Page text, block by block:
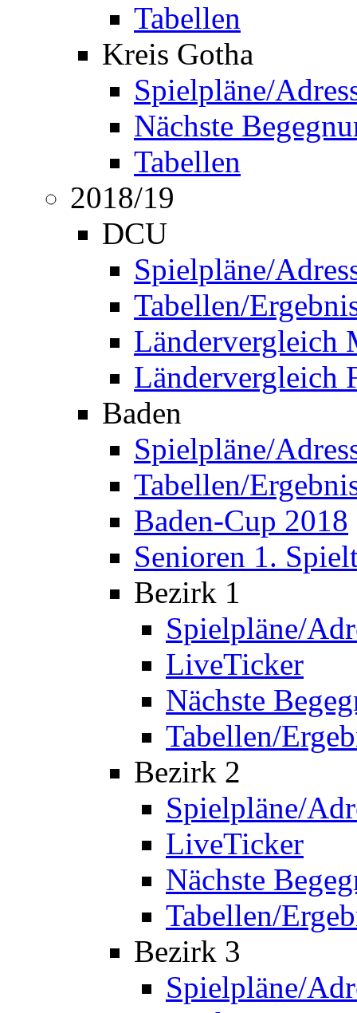
Tabellen
Kreis Gotha
Spielpläne/
Nächste
Tabellen
2018/19
DCU
Spielpläne/
Tabellen/
Ländervergleich
Ländervergleich
Baden
Spielpläne/
Tabellen/
Baden-Cup 2018
Senioren 1.
Bezirk 1
Spielpläne/
LiveTicker
Nächste
Tabellen/
Bezirk 2
Spielpläne/
LiveTicker
Nächste
Tabellen/
Bezirk 3
Spielpläne/